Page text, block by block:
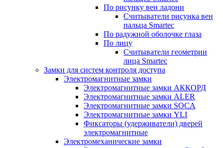
По рисунку вен ладони
Считыватели рисунка вен
пальца Smartec
По радужной оболочке глаза
По лицу
Считыватели геометрии
лица Smartec
Замки для систем контроля доступа
Электромагнитные замки
Электромагнитные замки АККОРД
Электромагнитные замки ALER
Электромагнитные замки SOCA
Электромагнитные замки YLI
Фиксаторы (удерживатели) дверей
электромагнитные
Электромеханические замки